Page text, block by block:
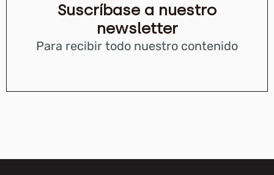
Suscríbase a nuestro
newsletter
Para recibir todo nuestro contenido